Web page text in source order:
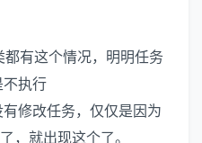
有这个情况，明明任务
不执行
有修改任务，仅仅是因为
，就出现这个了。